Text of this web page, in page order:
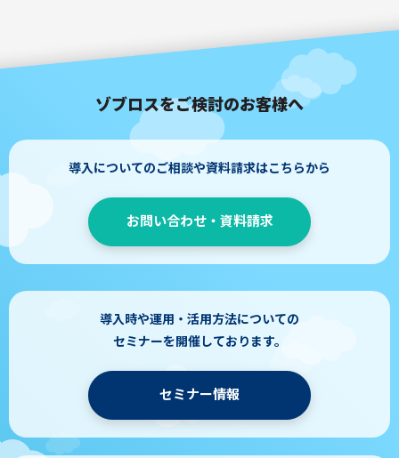
ゾブロスをご検討のお客様へ
導入についてのご相談や資料請求はこちらから
お問い合わせ・資料請求
導入時や運用・活用方法についての
セミナーを開催しております。
セミナー情報